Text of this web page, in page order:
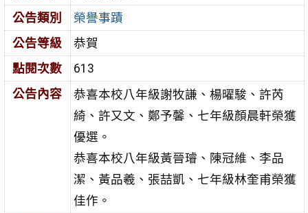
公告類別
榮譽事蹟
公告等級
恭賀
點閱次數
613
公告內容
恭喜本校八年級謝牧謙、楊曜駿、許芮
綺、許又文、鄭予馨、七年級顏晨軒榮獲
優選。
恭喜本校八年級黃晉璿、陳冠維、李品
潔、黃品羲、張喆凱、七年級林奎甫榮獲
佳作。